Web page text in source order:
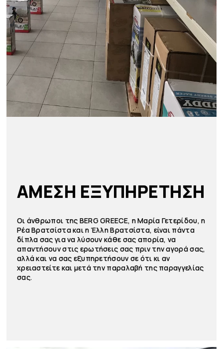
ΑΜΕΣΗ ΕΞΥΠΗΡΕΤΗΣΗ
Οι άνθρωποι της BERG GREECE, η Μαρία Γετερίδου, η
Ρέα Βρατσίστα και η Έλλη Βρατσίστα, είναι πάντα
δίπλα σας για να λύσουν κάθε σας απορία, να
απαντήσουν στις ερωτήσεις σας πριν την αγορά σας,
αλλά και να σας εξυπηρετήσουν σε ότι κι αν
χρειαστείτε και μετά την παραλαβή της παραγγελίας
σας.